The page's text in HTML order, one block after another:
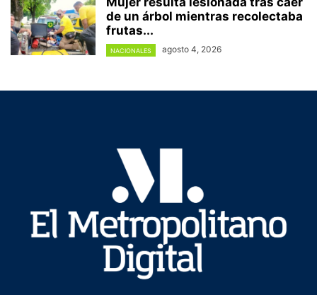
de un árbol mientras recolectaba
frutas...
NACIONALES agosto 4, 2026